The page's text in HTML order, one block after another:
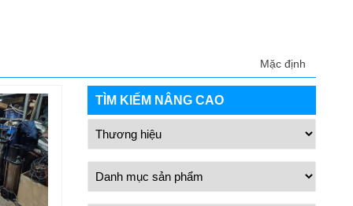
Mặc định
TÌM KIẾM NÂNG CAO